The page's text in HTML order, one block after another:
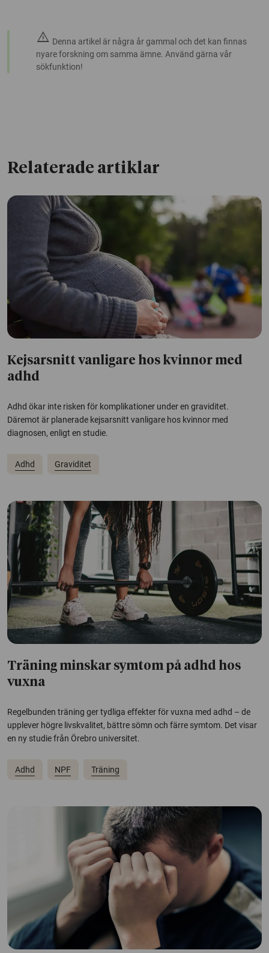
warning Denna artikel är några år gammal och det kan finnas
nyare forskning om samma ämne. Använd gärna vår
sökfunktion!
Relaterade artiklar
Kejsarsnitt vanligare hos kvinnor med
adhd
Adhd ökar inte risken för komplikationer under en graviditet.
Däremot är planerade kejsarsnitt vanligare hos kvinnor med
diagnosen, enligt en studie.
Adhd Graviditet
Träning minskar symtom på adhd hos
vuxna
Regelbunden träning ger tydliga effekter för vuxna med adhd – de
upplever högre livskvalitet, bättre sömn och färre symtom. Det visar
en ny studie från Örebro universitet.
Adhd NPF Träning